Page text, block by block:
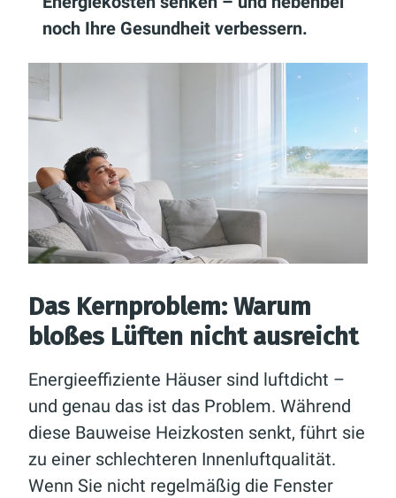
noch Ihre Gesundheit verbessern.
Das Kernproblem: Warum
bloßes Lüften nicht ausreicht
Energieeffiziente Häuser sind luftdicht –
und genau das ist das Problem. Während
diese Bauweise Heizkosten senkt, führt sie
zu einer schlechteren Innenluftqualität.
Wenn Sie nicht regelmäßig die Fenster